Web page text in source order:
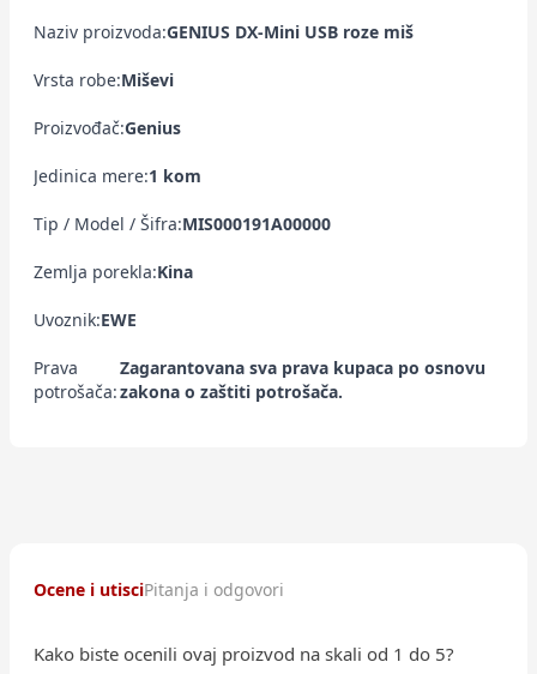
Naziv proizvoda:GENIUS DX-Mini USB roze miš
Vrsta robe:Miševi
Proizvođač:Genius
Jedinica mere:1 kom
Tip / Model / Šifra:MIS000191A00000
Zemlja porekla:Kina
Uvoznik:EWE
Prava
potrošača:
Zagarantovana sva prava kupaca po osnovu
zakona o zaštiti potrošača.
Ocene i utisciPitanja i odgovori
Kako biste ocenili ovaj proizvod na skali od 1 do 5?